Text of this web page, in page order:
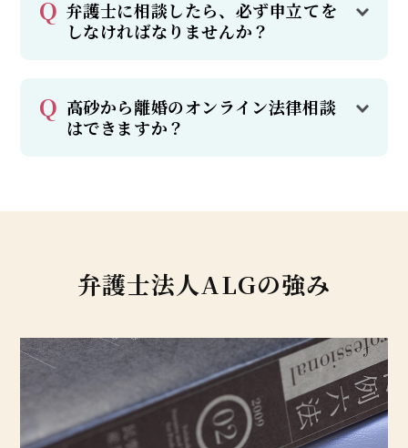
弁護士に相談したら、必ず申立てを
しなければなりませんか？
高砂から離婚のオンライン法律相談
はできますか？
弁護士法人ALGの強み